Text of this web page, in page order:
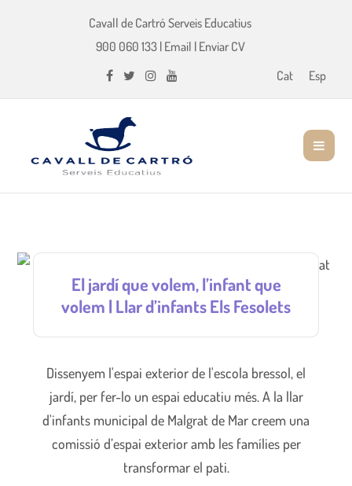
Cavall de Cartró Serveis Educatius
900 060 133| Email | Enviar CV
Cat
Esp
El jardí que volem, l’infant que
volem | Llar d’infants Els Fesolets
Dissenyem l'espai exterior de l'escola bressol, el
jardí, per fer-lo un espai educatiu més. A la llar
d'infants municipal de Malgrat de Mar creem una
comissió d’espai exterior amb les famílies per
transformar el pati.